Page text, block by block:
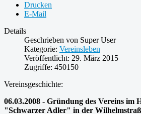
Drucken
E-Mail
Details
Geschrieben von Super User
Kategorie: Vereinsleben
Veröffentlicht: 29. März 2015
Zugriffe: 450150
Vereinsgeschichte:
06.03.2008 - Gründung des Vereins im
"Schwarzer Adler" in der